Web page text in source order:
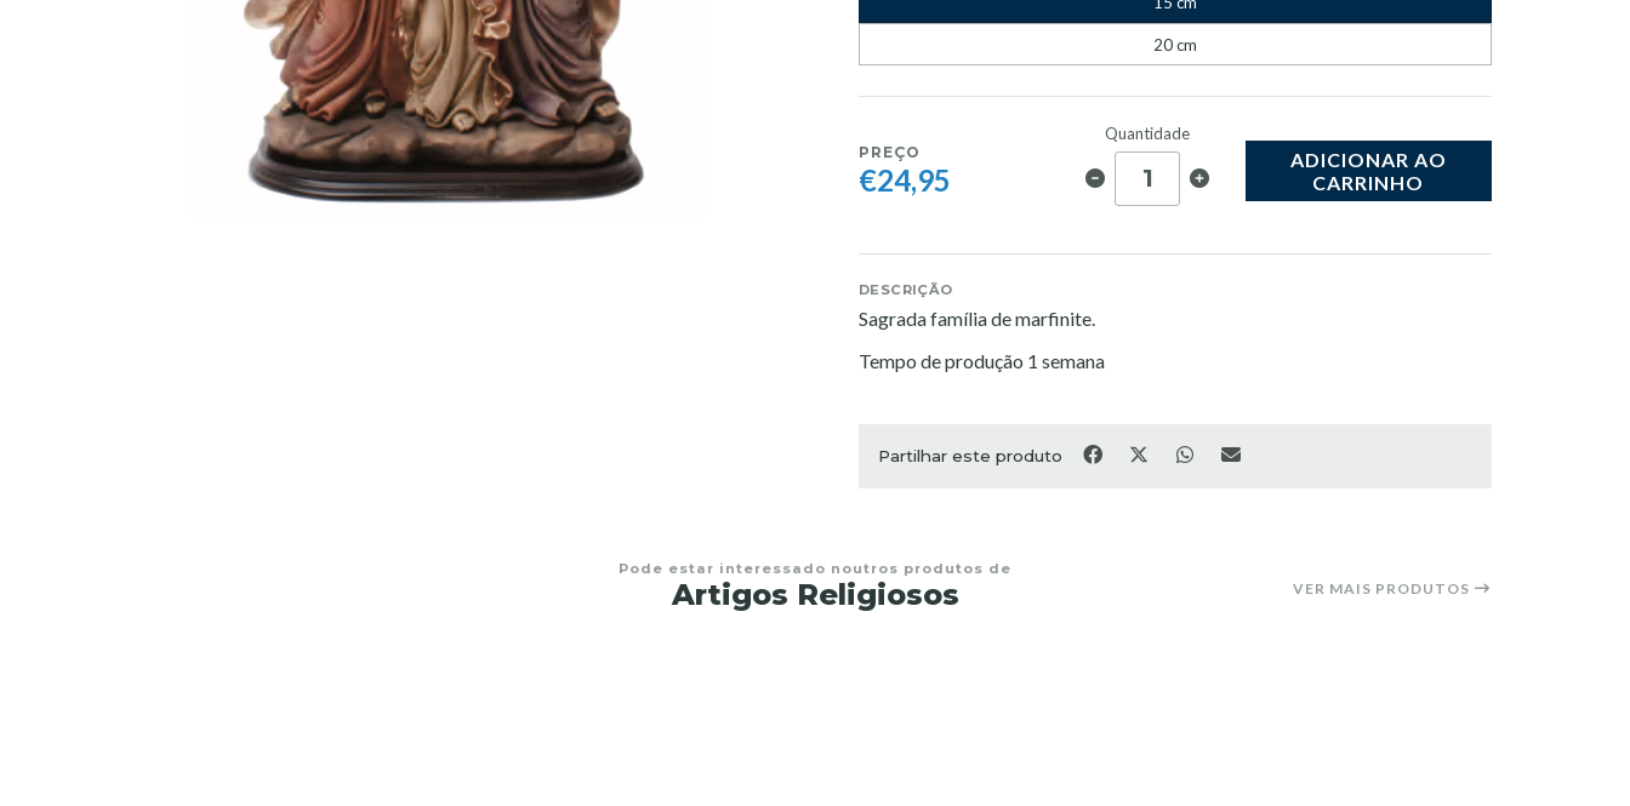
20 cm
PREÇO
€24,95
Quantidade
ADICIONAR AO
CARRINHO
DESCRIÇÃO
Sagrada família de marfinite.
Tempo de produção 1 semana
Partilhar este produto
Pode estar interessado noutros produtos de
Artigos Religiosos VER MAIS PRODUTOS